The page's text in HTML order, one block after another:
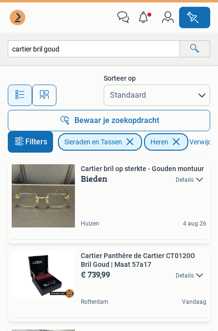
Alle afstanden…
Sorteer op
Bewaar je zoekopdracht
Filters Sieraden en Tassen Heren
Cartier bril op sterkte - Gouden montuur
Bieden Details
Huizen 4 aug 26
Cartier Panthère de Cartier CT0120O
Bril Goud | Maat 57a17
€ 739,99 Details
Rotterdam Vandaag